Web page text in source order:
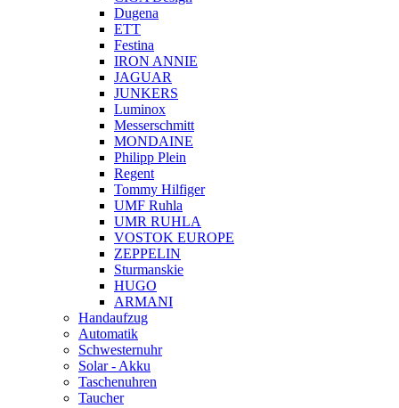
Dugena
ETT
Festina
IRON ANNIE
JAGUAR
JUNKERS
Luminox
Messerschmitt
MONDAINE
Philipp Plein
Regent
Tommy Hilfiger
UMF Ruhla
UMR RUHLA
VOSTOK EUROPE
ZEPPELIN
Sturmanskie
HUGO
ARMANI
Handaufzug
Automatik
Schwesternuhr
Solar - Akku
Taschenuhren
Taucher